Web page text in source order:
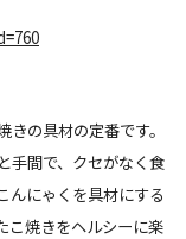
の具材の定番です。
手間で、クセがなく食
んにゃくを具材にする
こ焼きをヘルシーに楽